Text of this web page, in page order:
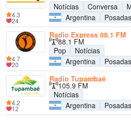
Notícias
Conversa
Argentina
Posadas
4.3
24
Radio Express 88.1 FM
88.1 FM
Pop
Notícias
Argentina
Posadas
4.7
20
Radio Tupambaé
105.9 FM
Notícias
Argentina
Posadas
4.2
12